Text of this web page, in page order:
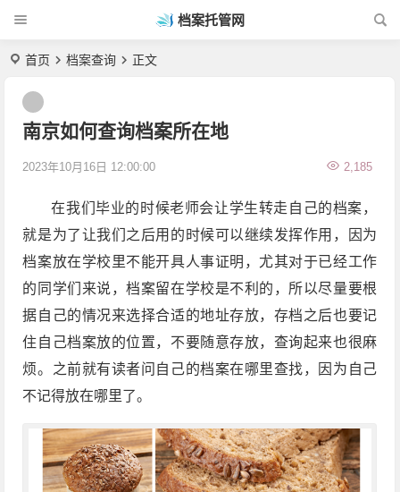
档案托管网
首页 档案查询 正文
南京如何查询档案所在地
2023年10月16日 12:00:00 2,185
在我们毕业的时候老师会让学生转走自己的档案，
就是为了让我们之后用的时候可以继续发挥作用，因为
档案放在学校里不能开具人事证明，尤其对于已经工作
的同学们来说，档案留在学校是不利的，所以尽量要根
据自己的情况来选择合适的地址存放，存档之后也要记
住自己档案放的位置，不要随意存放，查询起来也很麻
烦。之前就有读者问自己的档案在哪里查找，因为自己
不记得放在哪里了。